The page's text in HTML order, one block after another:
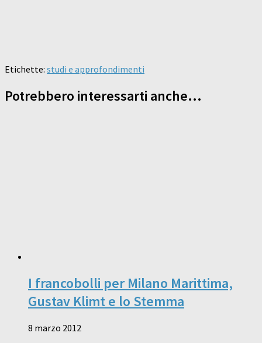
Etichette: studi e approfondimenti
Potrebbero interessarti anche...
I francobolli per Milano Marittima,
Gustav Klimt e lo Stemma
8 marzo 2012